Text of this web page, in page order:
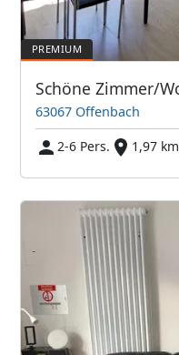
63067 Offenbach
2-6 Pers.
1,97 km